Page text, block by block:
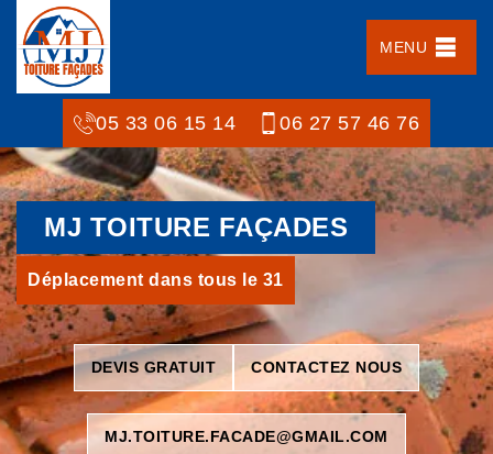
MENU
05 33 06 15 14 06 27 57 46 76
MJ TOITURE FAÇADES
Déplacement dans tous le 31
DEVIS GRATUIT CONTACTEZ NOUS
MJ.TOITURE.FACADE@GMAIL.COM